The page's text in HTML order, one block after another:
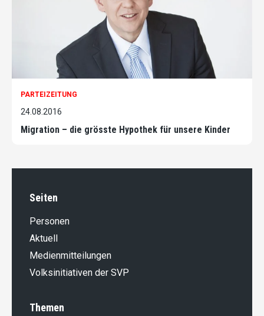
PARTEIZEITUNG
24.08.2016
Migration – die grösste Hypothek für unsere Kinder
Seiten
Personen
Aktuell
Medienmitteilungen
Volksinitiativen der SVP
Themen